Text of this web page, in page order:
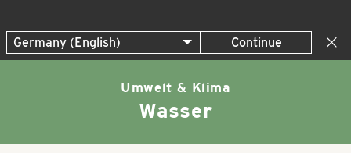
Continue
Umwelt & Klima
Wasser